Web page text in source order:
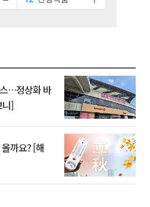
…정상화 바
니]
까요? [해